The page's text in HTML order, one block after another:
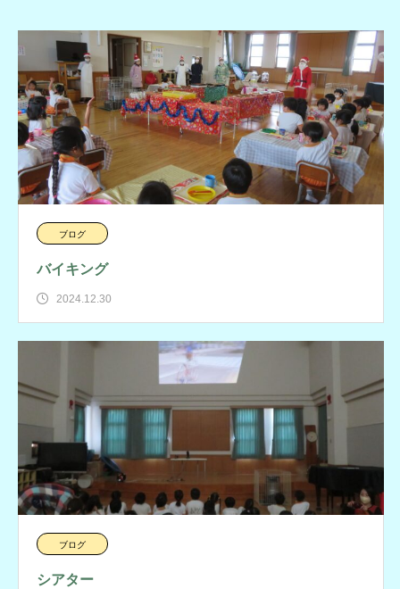
ブログ
バイキング
2024.12.30
ブログ
シアター